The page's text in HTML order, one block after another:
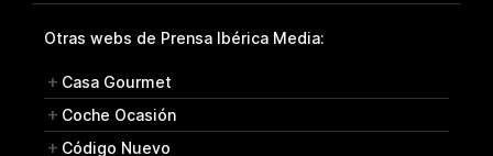
Otras webs de Prensa Ibérica Media:
Casa Gourmet
Coche Ocasión
Código Nuevo